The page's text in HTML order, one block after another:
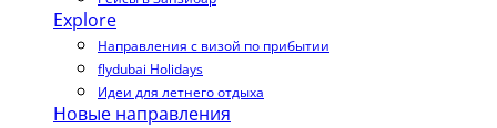
Explore
Направления с визой по прибытии
flydubai Holidays
Идеи для летнего отдыха
Новые направления